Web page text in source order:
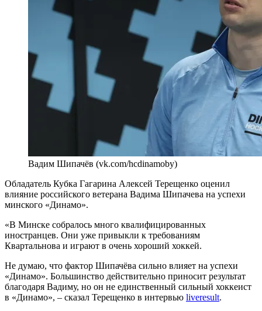
Вадим Шипачёв (vk.com/hcdinamoby)
Обладатель Кубка Гагарина Алексей Терещенко оценил
влияние российского ветерана Вадима Шипачева на успехи
минского «Динамо».
«В Минске собралось много квалифицированных
иностранцев. Они уже привыкли к требованиям
Квартальнова и играют в очень хороший хоккей.
Не думаю, что фактор Шипачёва сильно влияет на успехи
«Динамо». Большинство действительно приносит результат
благодаря Вадиму, но он не единственный сильный хоккеист
в «Динамо», – сказал Терещенко в интервью liveresult.